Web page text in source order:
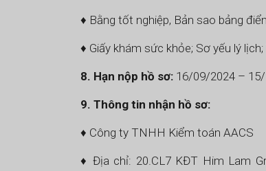
♦ Bằng tốt nghiệp, Bản sao bảng
♦ Giấy khám sức khỏe; Sơ yếu lý
8. Hạn nộp hồ sơ: 16/09/2024 –
9. Thông tin nhận hồ sơ:
♦ Công ty TNHH Kiểm toán AACS
♦ Địa chỉ: 20.CL7 KĐT Him Lam